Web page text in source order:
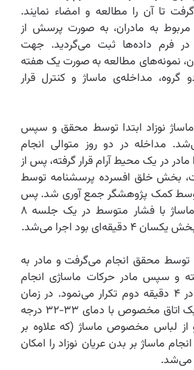
تا آن را مطالعه و امضاء نمایند.
به مادران، به صورت پرسش از
فرم داده‌ها ثبت می‌گردید. جهت
نمونه‌های مطالعه به صورت یک هفته
گروه، مداخله‌ی ماساژ و کنترل قرار
ماساژ نوزاد ابتدا توسط محقق و سپس
مداخله در دو روز متوالی انجام
در یک محیط آرام قرار گرفته، پس از
بخش خلق افسرده پرسشنامه توسط
کمک پژوهشگر جمع آوری شد. پس
از تکمیل پرسشنامه، ماساژ با فشار متوسط در یک جلسه ۸
بود اجرا می‌شد.
توسط محقق انجام می‌گرفت و مادر به
و سپس مادر حرکات ماساژی انجام
شده توسط محقق را در ۴ دقیقه دوم تکرار می‌نمود. در زمان
انجام ماساژ، نوزاد در یک اتاق مخصوص با دمای ۳۳-۳۲ درجه
و از لباس مخصوص ماساژ (که علاوه بر
ماساژ بر بدن عریان نوزاد را امکان
می‌شد.‌